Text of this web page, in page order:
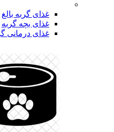
غذای گربه بالغ
غذای بچه گربه
غذای درمانی